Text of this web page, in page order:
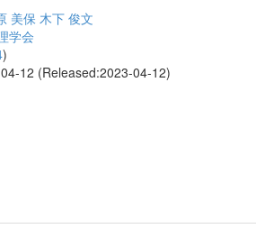
美保木下 俊文
学会
)
12 (Released:2023-04-12)